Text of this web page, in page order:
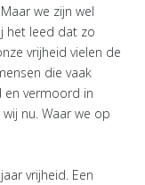
we zijn wel
het leed dat zo
vrijheid vielen de
die vaak
en vermoord in
nu. Waar we op
vrijheid. Een